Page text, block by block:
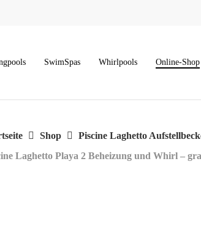
SwimSpas Whirlpools Online-Shop
Shop Piscine Laghetto
Laghetto Playa 2 Beheizung und Whirl –